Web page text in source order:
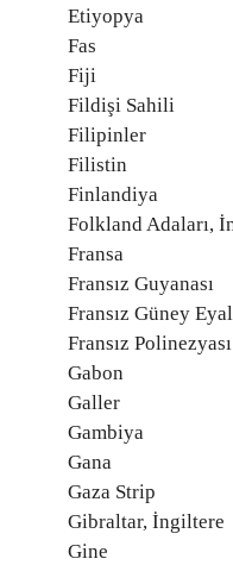
Etiyopya
Fas
Fiji
Fildişi Sahili
Filipinler
Filistin
Finlandiya
Folkland Adaları,
Fransa
Fransız Guyanası
Fransız Güney
Fransız Polinezyası
Gabon
Galler
Gambiya
Gana
Gaza Strip
Gibraltar, İngiltere
Gine